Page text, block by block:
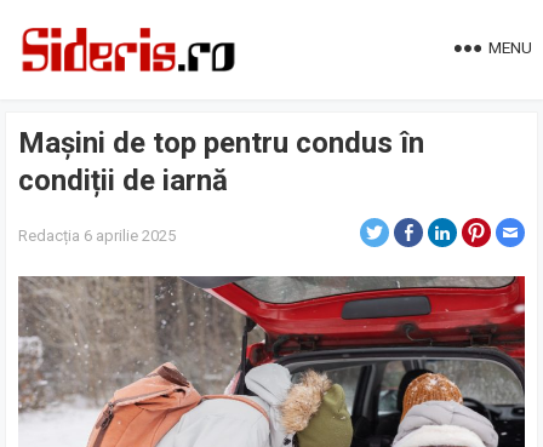
MENU
Mașini de top pentru condus în
condiții de iarnă
Redacția 6 aprilie 2025